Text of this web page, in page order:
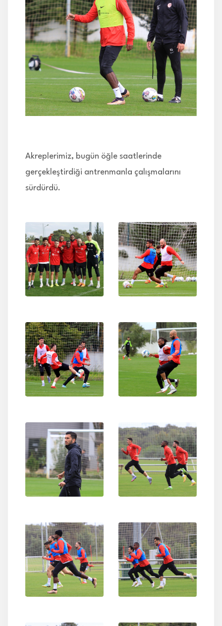
İLETİŞİM
Akreplerimiz, bugün öğle saatlerinde
gerçekleştirdiği antrenmanla çalışmalarını
sürdürdü.